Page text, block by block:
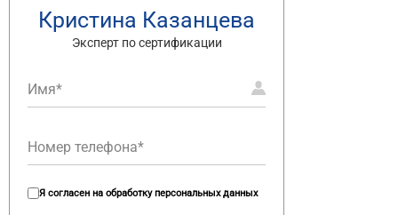
Кристина Казанцева
Эксперт по сертификации
Я согласен на обработку персональных данных